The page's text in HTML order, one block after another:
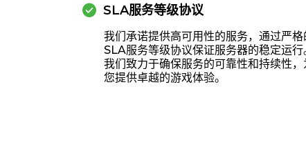
check_circle SLA服务等级协议
我们承诺提供高可用性的服务，通过严格
SLA服务等级协议保证服务器的稳定运行
我们致力于确保服务的可靠性和持续性，
您提供卓越的游戏体验。